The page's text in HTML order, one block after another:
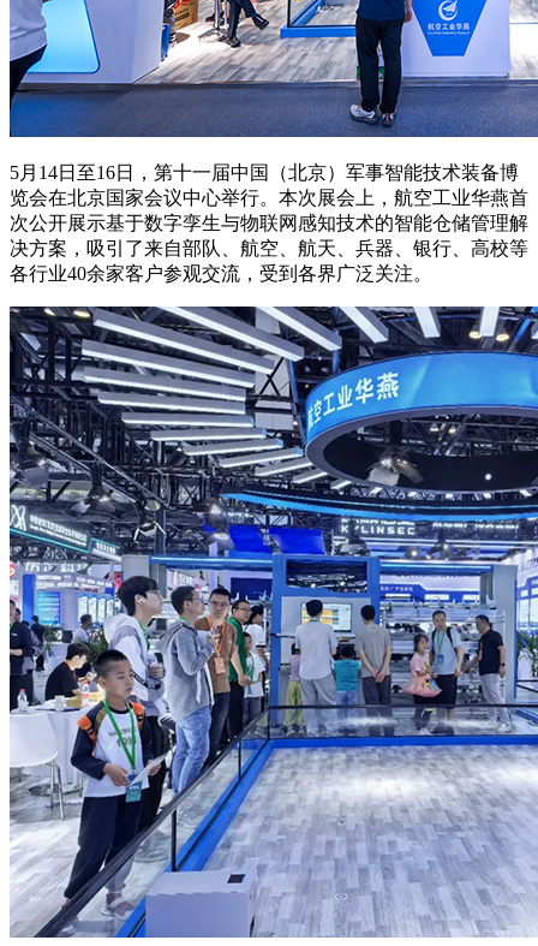
5月14日至16日，第十一届中国（北京）军事智能技术装备博
览会在北京国家会议中心举行。本次展会上，航空工业华燕首
次公开展示基于数字孪生与物联网感知技术的智能仓储管理解
决方案，吸引了来自部队、航空、航天、兵器、银行、高校等
各行业40余家客户参观交流，受到各界广泛关注。